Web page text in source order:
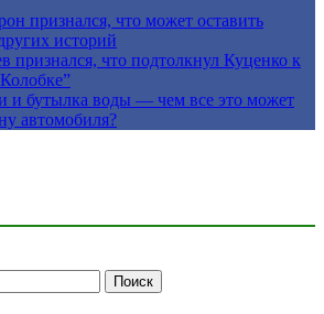
признался, что может оставить
историй
признался, что подтолкнул Куценко к
и бутылка воды — чем все это может
автомобиля?